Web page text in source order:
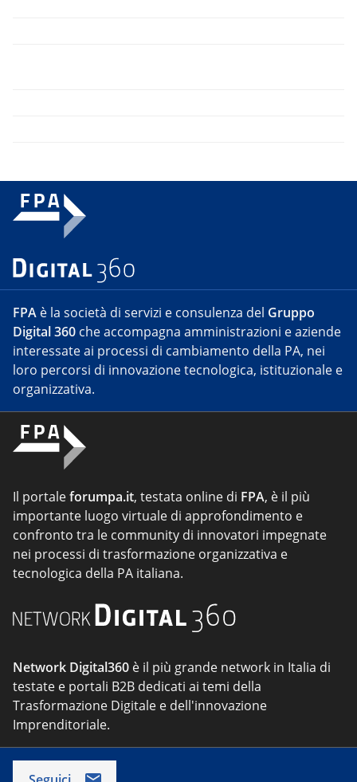
FPA è la società di servizi e consulenza del Gruppo
Digital 360 che accompagna amministrazioni e aziende
interessate ai processi di cambiamento della PA, nei
loro percorsi di innovazione tecnologica, istituzionale e
organizzativa.
Il portaleforumpa.it, testata online di FPA, è il più
importante luogo virtuale di approfondimento e
confronto tra le community di innovatori impegnate
nei processi di trasformazione organizzativa e
tecnologica della PA italiana.
Network Digital360 è il più grande network in Italia di
testate e portali B2B dedicati ai temi della
Trasformazione Digitale e dell'innovazione
Imprenditoriale.